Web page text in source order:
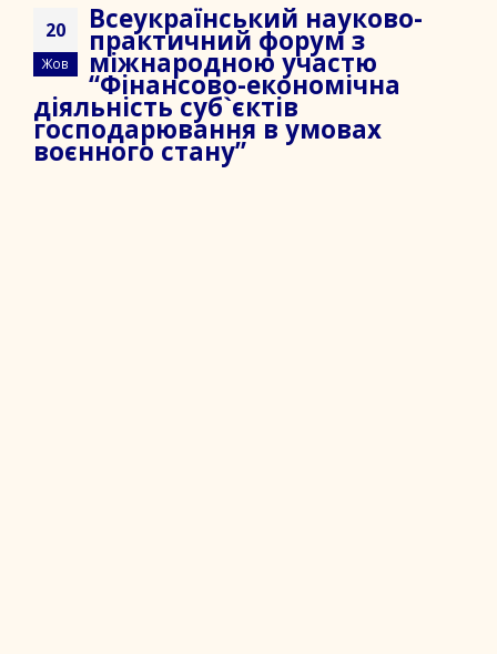
20
Жов
Всеукраїнський науково-
практичний форум з
міжнародною участю
“Фінансово-економічна
діяльність суб`єктів
господарювання в умовах
воєнного стану”